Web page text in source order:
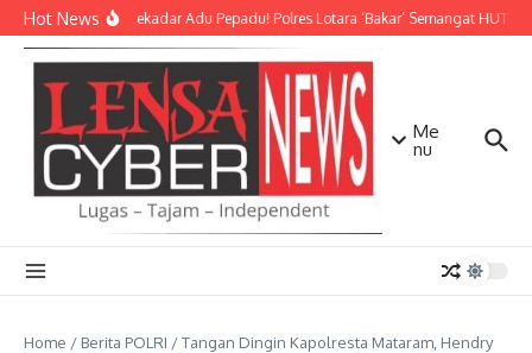
Lewati ke konten
Hot NewsBukan Sekadar Adu Pepadu! Polres Lotara ‘Bakar’ Semangat HUT
Me
nu
Home / Berita POLRI /Tangan Dingin Kapolresta Mataram, Hendry